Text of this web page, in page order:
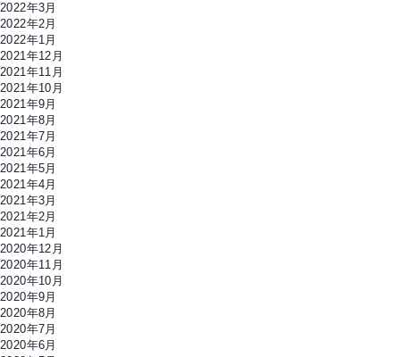
2022年3月
2022年2月
2022年1月
2021年12月
2021年11月
2021年10月
2021年9月
2021年8月
2021年7月
2021年6月
2021年5月
2021年4月
2021年3月
2021年2月
2021年1月
2020年12月
2020年11月
2020年10月
2020年9月
2020年8月
2020年7月
2020年6月